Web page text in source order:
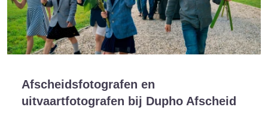
Afscheidsfotografen en
uitvaartfotografen bij Dupho Afscheid